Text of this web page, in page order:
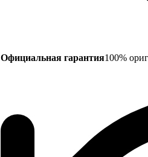
Официальная гарантия100%